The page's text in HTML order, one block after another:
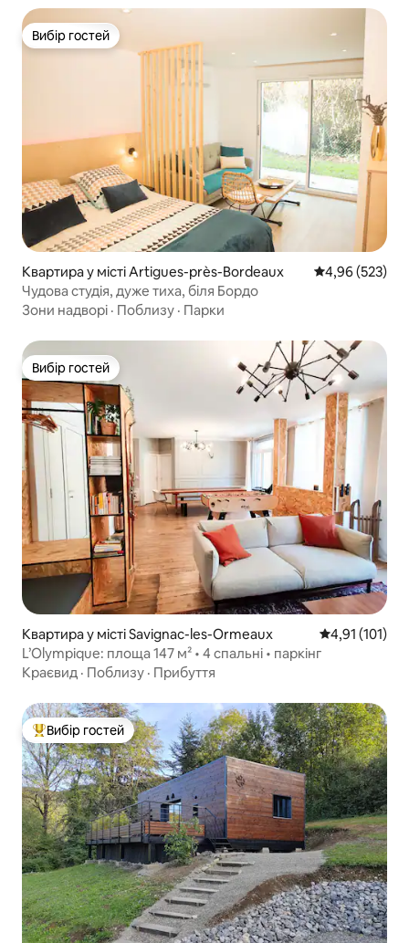
Вибір гостей
Вибір гостей
Квартира у місті Artigues-près-Bordeaux Середня
4,96 (523)
Чудова студія, дуже тиха, біля Бордо
Зони надворі · Поблизу · Парки
Вибір гостей
Вибір гостей
Квартира у місті Savignac-les-Ormeaux Середня
4,91 (101)
L’Olympique: площа 147 м² • 4 спальні • паркінг
Краєвид · Поблизу · Прибуття
Топ вибір гостей
Вибір гостей